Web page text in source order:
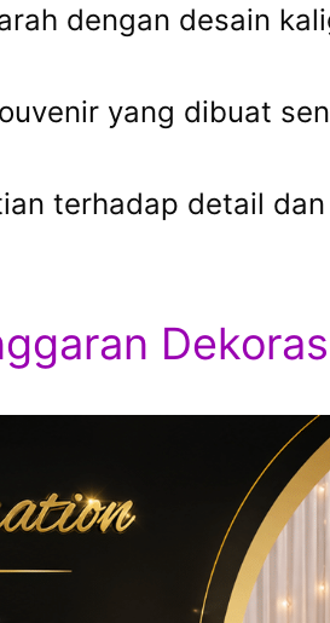
dengan desain
yang dibuat
terhadap detail